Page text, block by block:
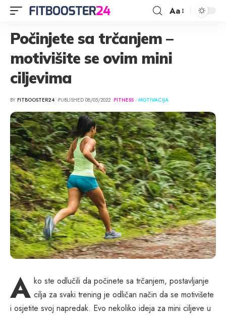
Aa
Počinjete sa trčanjem –
motivišite se ovim mini
ciljevima
BY FITBOOSTER24 PUBLISHED 08/05/2022 FITNESS MOTIVACIJA
A ko ste odlučili da počinete sa trčanjem, postavljanje
cilja za svaki trening je odličan način da se motivišete
i osjetite svoj napredak. Evo nekoliko ideja za mini ciljeve u